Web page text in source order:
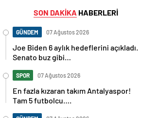
SON DAKİKA HABERLERİ
GÜNDEM 07 Ağustos 2026
Joe Biden 6 aylık hedeflerini açıkladı.
Senato buz gibi…
SPOR 07 Ağustos 2026
En fazla kızaran takım Antalyaspor!
Tam 5 futbolcu….